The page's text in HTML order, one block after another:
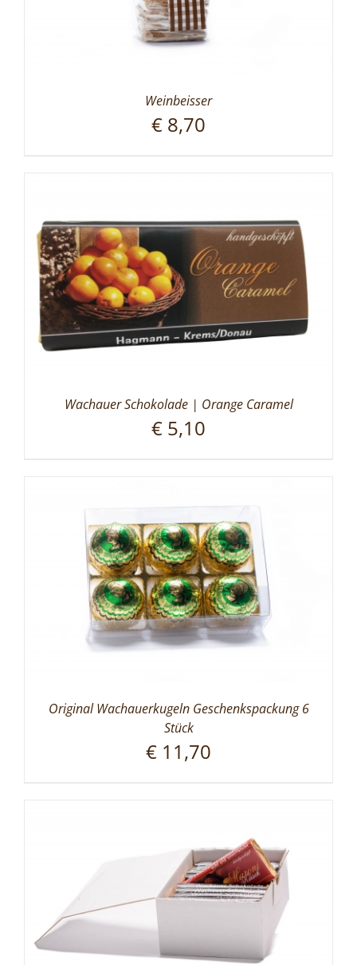
Weinbeisser
€ 8,70
Wachauer Schokolade | Orange Caramel
€ 5,10
Original Wachauerkugeln Geschenkspackung 6
Stück
€ 11,70